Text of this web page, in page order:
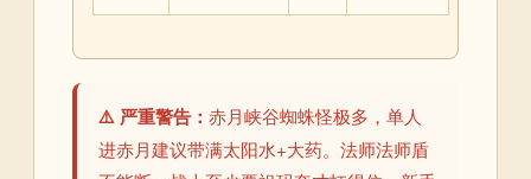
⚠️ 严重警告： 赤月峡谷蜘蛛怪极多，单人
进赤月建议带满太阳水+大药。法师法师盾